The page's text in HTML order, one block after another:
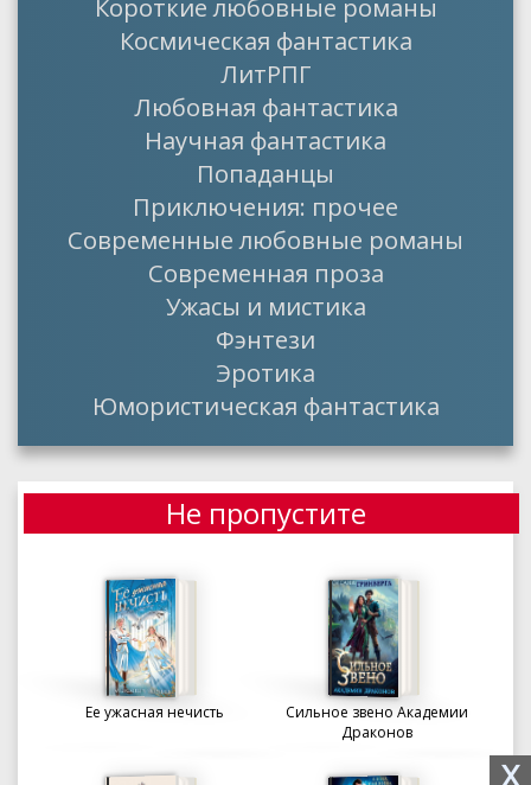
Короткие любовные романы
Космическая фантастика
ЛитРПГ
Любовная фантастика
Научная фантастика
Попаданцы
Приключения: прочее
Современные любовные романы
Современная проза
Ужасы и мистика
Фэнтези
Эротика
Юмористическая фантастика
Не пропустите
Ее ужасная нечисть
Сильное звено Академии
Драконов
X